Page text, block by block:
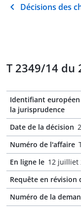
Décisions des
T 2349/14 du
Identifiant
la jurisprudence
Date de la décision
Numéro de l'affaire
En ligne le 12 juilliet
Requête en révision
Numéro de la